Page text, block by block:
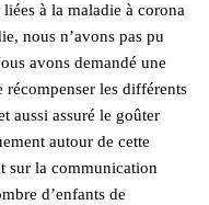
à la maladie à corona
nous n’avons pas pu
avons demandé une
les différents
aussi assuré le goûter
autour de cette
sur la communication
d’enfants de